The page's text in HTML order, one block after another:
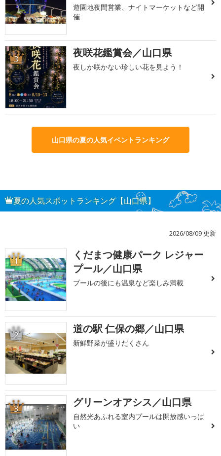
遊園地夜間営業、ナイトマーケットなど開
催
3 夜咲花鑑賞会／山口県
夜しか咲かない珍しい花を見よう！
山口県の夏の人気イベントランキング
夏の人気スポットランキング【山口県】
2026/08/09 更新
1
くだまつ健康パーク レジャー
プール／山口県
プールの後にも温泉など楽しみ満載
2 道の駅 仁保の郷／山口県
新鮮野菜が盛りだくさん
3 グリーンオアシス／山口県
自然光あふれる室内プールは開放感いっぱ
い